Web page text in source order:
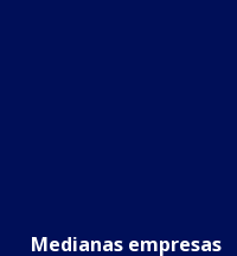
Medianas empresas